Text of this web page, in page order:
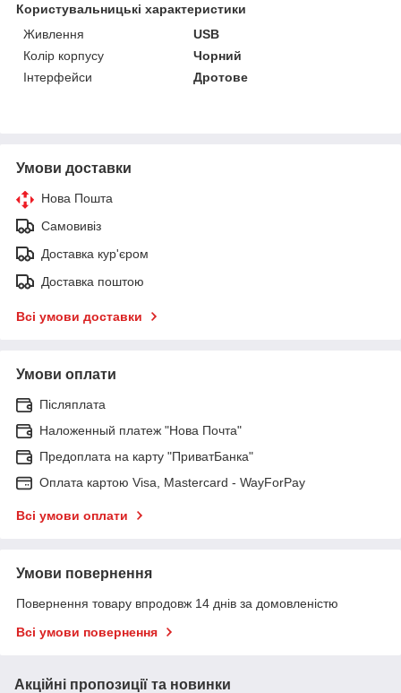
Користувальницькі характеристики
Живлення
USB
Колір корпусу
Чорний
Інтерфейси
Дротове
Умови доставки
Нова Пошта
Самовивіз
Доставка кур'єром
Доставка поштою
Всі умови доставки
Умови оплати
Післяплата
Наложенный платеж "Нова Почта"
Предоплата на карту "ПриватБанка"
Оплата картою Visa, Mastercard - WayForPay
Всі умови оплати
Умови повернення
Повернення товару впродовж 14 днів за домовленістю
Всі умови повернення
Акційні пропозиції та новинки